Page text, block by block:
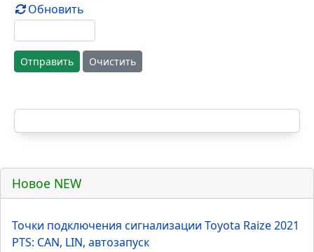
Обновить
Отправить Очистить
Новое NEW
Точки подключения сигнализации Toyota Raize 2021
PTS: CAN, LIN, автозапуск